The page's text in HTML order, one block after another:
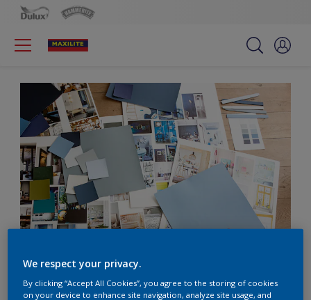
We respect your privacy.
By clicking “Accept All Cookies”, you agree to the storing of cookies
on your device to enhance site navigation, analyze site usage, and